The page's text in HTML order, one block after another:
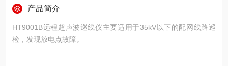
产品简介
HT9001B远程超声波巡线仪主要适用于35kV以下的配网线路巡
检，发现放电点故障。